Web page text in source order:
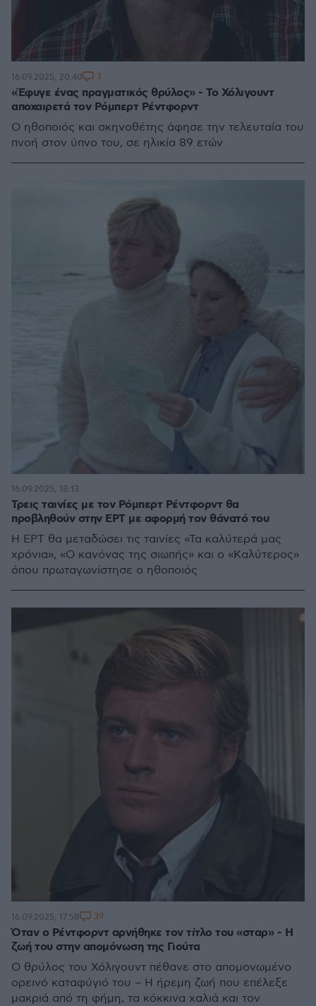
«Έφυγε ένας πραγματικός θρύλος» - Το Χόλιγουντ
αποχαιρετά τον Ρόμπερτ Ρέντφορντ
Ο ηθοποιός και σκηνοθέτης άφησε την τελευταία του
πνοή στον ύπνο του, σε ηλικία 89 ετών
16.09.2025, 20:40 3
Τρεις ταινίες με τον Ρόμπερτ Ρέντφορντ θα
προβληθούν στην ΕΡΤ με αφορμή τον θάνατό του
Η ΕΡΤ θα μεταδώσει τις ταινίες «Τα καλύτερά μας
χρόνια», «Ο κανόνας της σιωπής» και ο «Καλύτερος»
όπου πρωταγωνίστησε ο ηθοποιός
16.09.2025, 18:13
Όταν ο Ρέντφορντ αρνήθηκε τον τίτλο του «σταρ» - Η
ζωή του στην απομόνωση της Γιούτα
Ο θρύλος του Χόλιγουντ πέθανε στο απομονωμένο
ορεινό καταφύγιό του – Η ήρεμη ζωή που επέλεξε
μακριά από τη φήμη, τα κόκκινα χαλιά και τον
16.09.2025, 17:58 39